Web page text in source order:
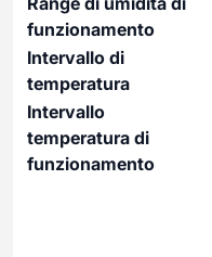
funzionamento
Intervallo di
temperatura
Intervallo
temperatura di
funzionamento